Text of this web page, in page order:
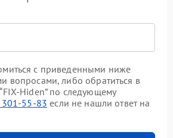
с приведенными ниже
вопросами, либо обратиться в
Hiden” по следующему
301-55-83 если не нашли ответ на